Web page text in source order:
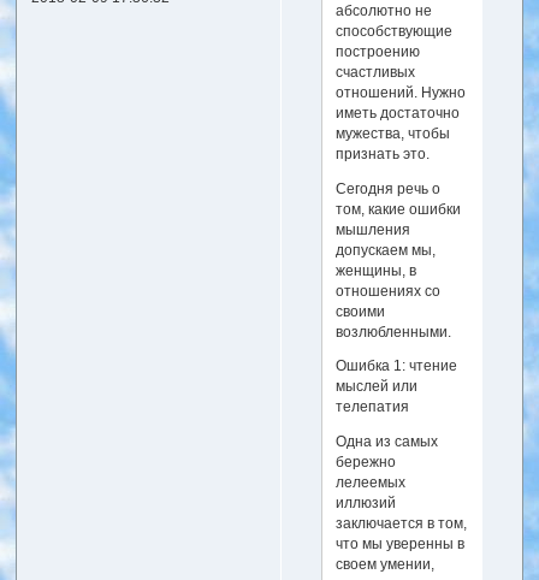
абсолютно не
способствующие
построению
счастливых
отношений. Нужно
иметь достаточно
мужества, чтобы
признать это.
Сегодня речь о
том, какие ошибки
мышления
допускаем мы,
женщины, в
отношениях со
своими
возлюбленными.
Ошибка 1: чтение
мыслей или
телепатия
Одна из самых
бережно
лелеемых
иллюзий
заключается в том,
что мы уверенны в
своем умении,